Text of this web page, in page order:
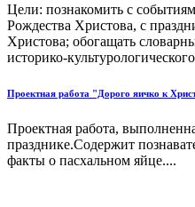
Цели: познакомить с
Рождества Христова, с
Христова; обогащать
историко-
Проектная работа "Дорого яичко к
Проектная работа,
празднике.Содержит
факты о пасхальном яйце....